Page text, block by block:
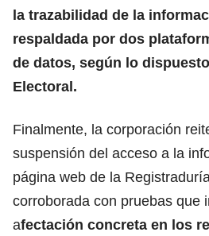
la trazabilidad de la
respaldada por dos
de datos, según lo
Electoral.
Finalmente, la corporación
suspensión del acceso a la
página web de la
corroborada con pruebas que
afectación concreta en los